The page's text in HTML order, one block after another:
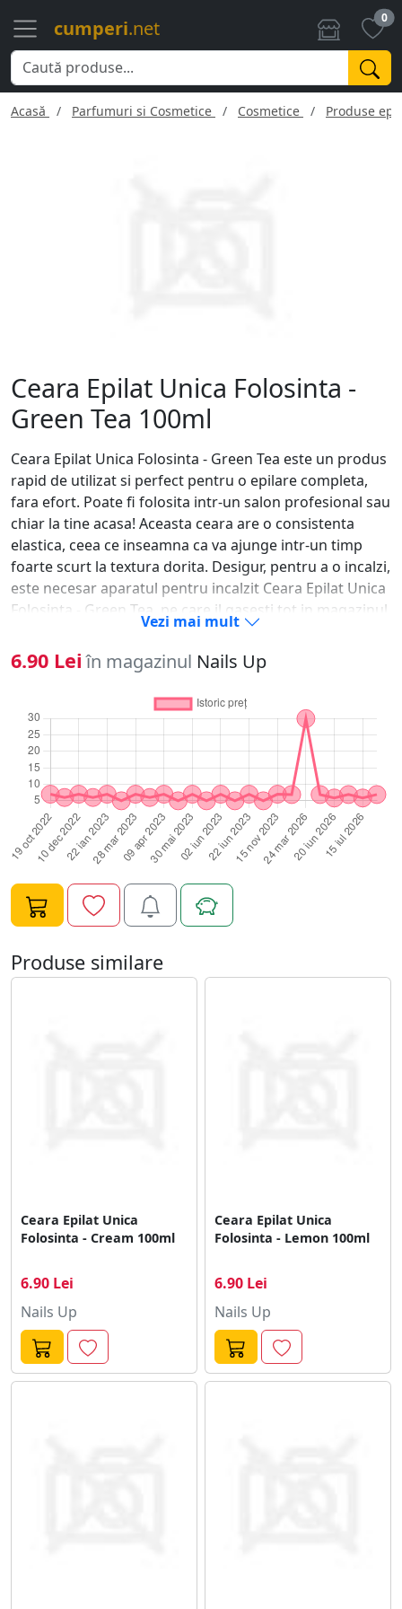
cumperi.net 0
Acasă Parfumuri si Cosmetice Cosmetice Produse
Ceara Epilat Unica Folosinta -
Green Tea 100ml
Ceara Epilat Unica Folosinta - Green Tea este un produs
rapid de utilizat si perfect pentru o epilare completa,
fara efort. Poate fi folosita intr-un salon profesional sau
chiar la tine acasa! Aceasta ceara are o consistenta
elastica, ceea ce inseamna ca va ajunge intr-un timp
foarte scurt la textura dorita. Desigur, pentru a o incalzi,
este necesar aparatul pentru incalzit Ceara Epilat Unica
Folosinta - Green Tea, pe care il gasesti tot in magazinul
NailsUp. Aceasta ceara este disponibila in mai multe
arome, cu mirosuri incredibil de placute, pentru o
relaxare in timpul epilarii.Mod de utilizare: Ceara Epilat
Unica Folosinta - Green Tea trebuie adaugata intr-un
incalzitor ceara unica folosinta, pe care il gasesti tot in
magazinul NailsUp. Aceasta se va topi incet, pana va
ajunge la consistenta dorita. Verificati atent
temperatura la care va ajunge ceara, dupa care luati
cantitatea dorita cu spatula de unica folosinta si o
intindeti uniform in zona in care se doreste epilata.
Lasati ceara sa se raceasca, dupa care ridicati usor
capatul fasiei si trageti rapid. La final aplicati un ulei
dupa epilare.Si acesta este prezent in magazinul
NailsUp!Gramaj: 100ml.
Vezi mai mult
6.90 Lei în magazinul Nails Up
Produse similare
Ceara Epilat Unica
Folosinta - Cream 100ml
6.90 Lei
Nails Up
Ceara Epilat Unica
Folosinta - Lemon 100ml
6.90 Lei
Nails Up